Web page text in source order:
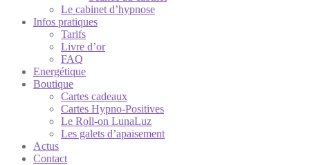
Le cabinet d’hypnose
Infos pratiques
Tarifs
Livre d’or
FAQ
Energétique
Boutique
Cartes cadeaux
Cartes Hypno-Positives
Le Roll-on LunaLuz
Les galets d’apaisement
Actus
Contact